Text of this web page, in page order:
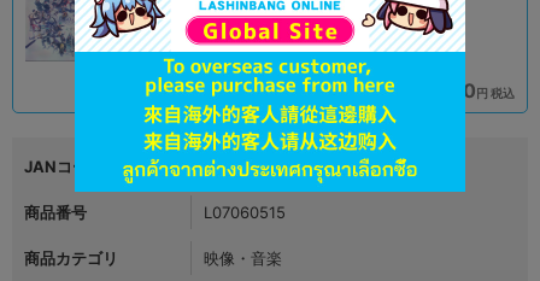
新座流通センター
在庫あり 12,900円 税込
札幌店本館
在庫あり 12,900 円 税込
JANコード 4988104138248
商品番号 L07060515
商品カテゴリ 映像・音楽